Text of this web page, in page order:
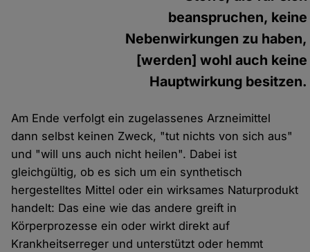
beanspruchen, keine
Nebenwirkungen zu haben,
[werden] wohl auch keine
Hauptwirkung besitzen.
Am Ende verfolgt ein zugelassenes Arzneimittel
dann selbst keinen Zweck, "tut nichts von sich aus"
und "will uns auch nicht heilen". Dabei ist
gleichgültig, ob es sich um ein synthetisch
hergestelltes Mittel oder ein wirksames Naturprodukt
handelt: Das eine wie das andere greift in
Körperprozesse ein oder wirkt direkt auf
Krankheitserreger und unterstützt oder hemmt